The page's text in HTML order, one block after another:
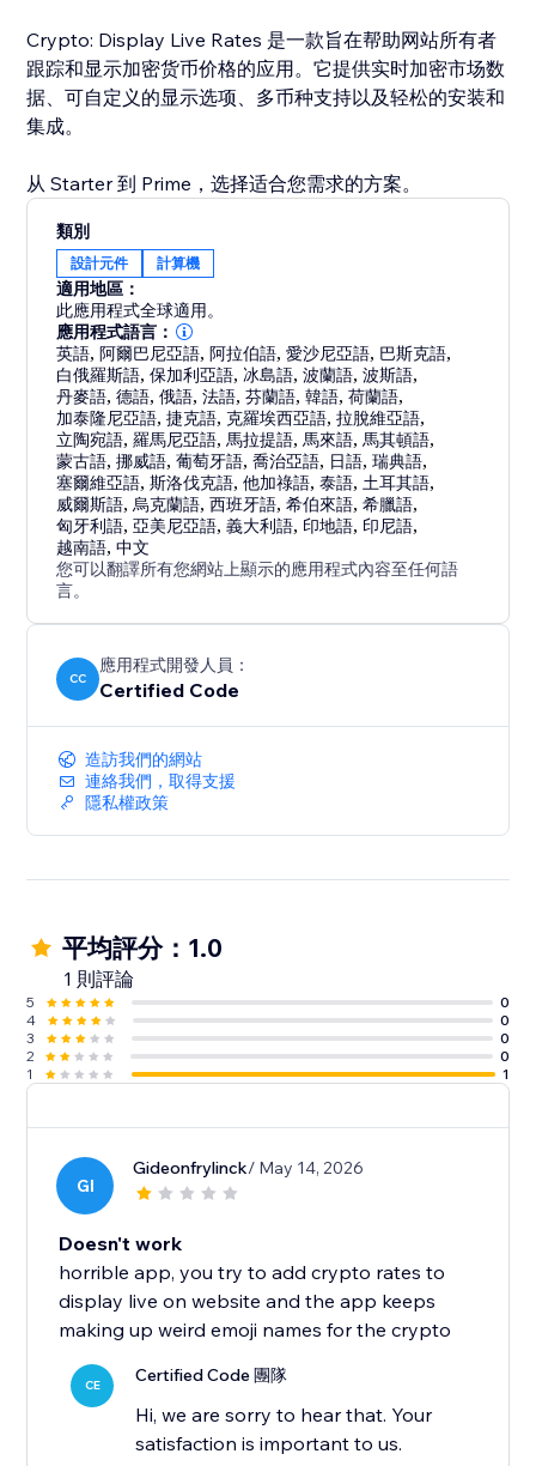
Crypto: Display Live Rates 是一款旨在帮助网站所有者
跟踪和显示加密货币价格的应用。它提供实时加密市场数
据、可自定义的显示选项、多币种支持以及轻松的安装和
集成。
从 Starter 到 Prime，选择适合您需求的方案。
類別
設計元件 計算機
適用地區：
此應用程式全球適用。
應用程式語言：
英語,阿爾巴尼亞語,阿拉伯語,愛沙尼亞語, 巴斯克語,
白俄羅斯語,保加利亞語, 冰島語,波蘭語,波斯語,
丹麥語,德語,俄語,法語,芬蘭語,韓語,荷蘭語,
加泰隆尼亞語,捷克語,克羅埃西亞語,拉脫維亞語,
立陶宛語,羅馬尼亞語, 馬拉提語, 馬來語, 馬其頓語,
蒙古語,挪威語,葡萄牙語,喬治亞語, 日語,瑞典語,
塞爾維亞語,斯洛伐克語,他加祿語,泰語, 土耳其語,
威爾斯語, 烏克蘭語,西班牙語,希伯來語,希臘語,
匈牙利語,亞美尼亞語,義大利語, 印地語, 印尼語,
越南語,中文
您可以翻譯所有您網站上顯示的應用程式內容至任何語
言。
CC
應用程式開發人員：
Certified Code
造訪我們的網站
連絡我們，取得支援
隱私權政策
平均評分：1.0
1 則評論
5
0
4
0
3
0
2
0
1
1
GI
Gideonfrylinck/ May 14, 2026
Doesn't work
horrible app, you try to add crypto rates to
display live on website and the app keeps
making up weird emoji names for the crypto
CE Certified Code 團隊
Hi, we are sorry to hear that. Your
satisfaction is important to us.